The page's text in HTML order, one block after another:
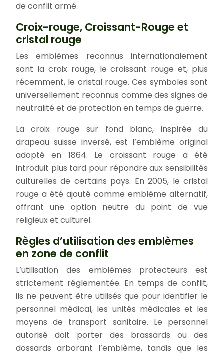
de conflit armé.
Croix-rouge, Croissant-Rouge et
cristal rouge
Les emblèmes reconnus internationalement
sont la croix rouge, le croissant rouge et, plus
récemment, le cristal rouge. Ces symboles sont
universellement reconnus comme des signes de
neutralité et de protection en temps de guerre.
La croix rouge sur fond blanc, inspirée du
drapeau suisse inversé, est l’emblème original
adopté en 1864. Le croissant rouge a été
introduit plus tard pour répondre aux sensibilités
culturelles de certains pays. En 2005, le cristal
rouge a été ajouté comme emblème alternatif,
offrant une option neutre du point de vue
religieux et culturel.
Règles d’utilisation des emblèmes
en zone de conflit
L’utilisation des emblèmes protecteurs est
strictement réglementée. En temps de conflit,
ils ne peuvent être utilisés que pour identifier le
personnel médical, les unités médicales et les
moyens de transport sanitaire. Le personnel
autorisé doit porter des brassards ou des
dossards arborant l’emblème, tandis que les